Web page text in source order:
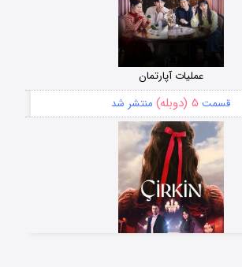
عملیات آپارتمان
قسمت ۵ (دوبله) منتشر شد